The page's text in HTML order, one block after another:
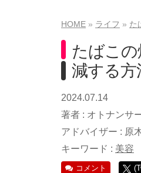
HOME ライフ た
たばこ
減する
2024.07.14
著者 : オトナンサ
アドバイザー : 原
キーワード : 美容
コメント